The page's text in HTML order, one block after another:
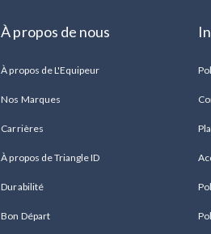
À propos de nous
À propos de L'Equipeur
Nos Marques
Carrières
À propos de Triangle ID
Durabilité
Bon Départ